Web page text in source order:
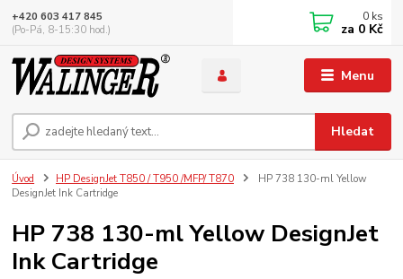
Menu
Hledat
+420 603 417 845
(Po-Pá, 8-15:30 hod.)
0 ks
za 0 Kč
Úvod HP DesignJet T850 / T950 /MFP/ T870
HP 738 130-ml Yellow
DesignJet Ink Cartridge
HP 738 130-ml Yellow DesignJet
Ink Cartridge